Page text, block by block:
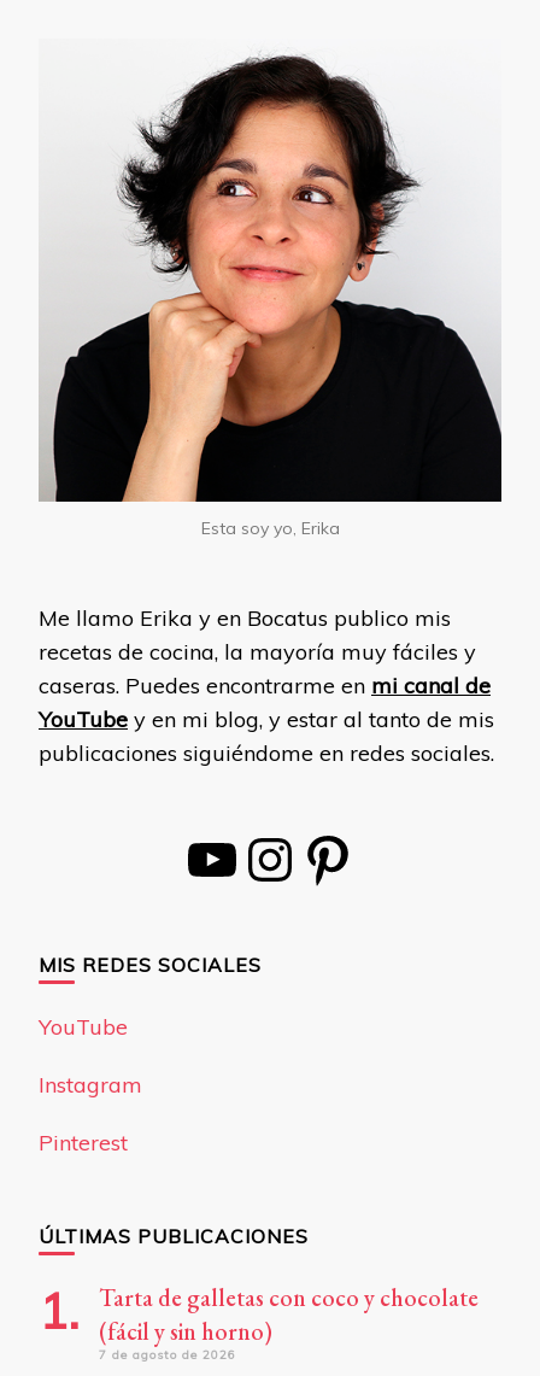
Esta soy yo, Erika
Me llamo Erika y en Bocatus publico mis
recetas de cocina, la mayoría muy fáciles y
caseras. Puedes encontrarme en mi canal de
YouTube y en mi blog, y estar al tanto de mis
publicaciones siguiéndome en redes sociales.
YouTube Instagram Pinterest
MIS REDES SOCIALES
YouTube
Instagram
Pinterest
ÚLTIMAS PUBLICACIONES
Tarta de galletas con coco y chocolate
(fácil y sin horno)
7 de agosto de 2026